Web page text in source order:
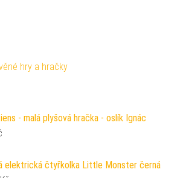
hry a hračky
- malá plyšová hračka - oslík Ignác
elektrická čtyřkolka Little Monster černá